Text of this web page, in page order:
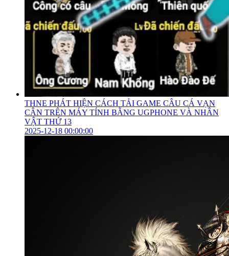
THNE PHÁT HIỆN CÁCH TẢI GAME CÂU CÁ VẠN
CÂN TRÊN MÁY TÍNH BẰNG UGPHONE VÀ NHÂN
VẬT THỨ 13
2025-12-18 00:00:00